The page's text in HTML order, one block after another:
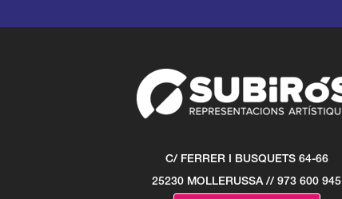
C/ FERRER I BUSQUETS 64-66
25230 MOLLERUSSA // 973 600 945